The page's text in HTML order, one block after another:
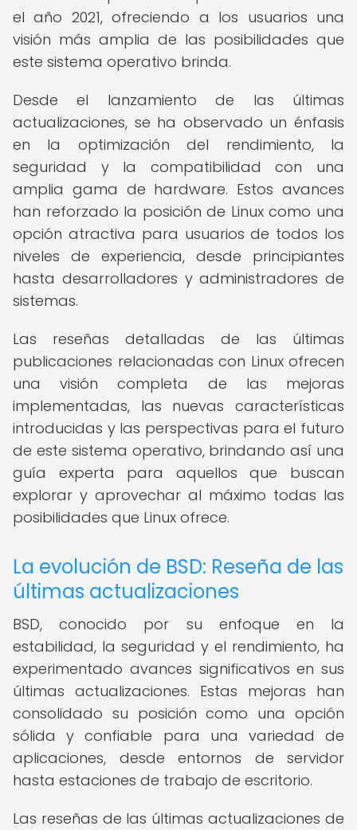
el año 2021, ofreciendo a los usuarios una
visión más amplia de las posibilidades que
este sistema operativo brinda.
Desde el lanzamiento de las últimas
actualizaciones, se ha observado un énfasis
en la optimización del rendimiento, la
seguridad y la compatibilidad con una
amplia gama de hardware. Estos avances
han reforzado la posición de Linux como una
opción atractiva para usuarios de todos los
niveles de experiencia, desde principiantes
hasta desarrolladores y administradores de
sistemas.
Las reseñas detalladas de las últimas
publicaciones relacionadas con Linux ofrecen
una visión completa de las mejoras
implementadas, las nuevas características
introducidas y las perspectivas para el futuro
de este sistema operativo, brindando así una
guía experta para aquellos que buscan
explorar y aprovechar al máximo todas las
posibilidades que Linux ofrece.
La evolución de BSD: Reseña de las
últimas actualizaciones
BSD, conocido por su enfoque en la
estabilidad, la seguridad y el rendimiento, ha
experimentado avances significativos en sus
últimas actualizaciones. Estas mejoras han
consolidado su posición como una opción
sólida y confiable para una variedad de
aplicaciones, desde entornos de servidor
hasta estaciones de trabajo de escritorio.
Las reseñas de las últimas actualizaciones de